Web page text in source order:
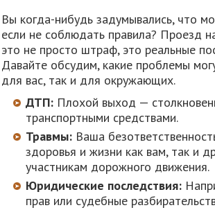
Вы когда-нибудь задумывались, что
если не соблюдать правила? Проезд
это не просто штраф, это реальные
Давайте обсудим, какие проблемы
для вас, так и для окружающих.
ДТП: Плохой выход —
транспортными средствами.
Травмы: Ваша
здоровья и жизни как вам, так и
участникам дорожного движения.
Юридические последствия:
прав или судебные